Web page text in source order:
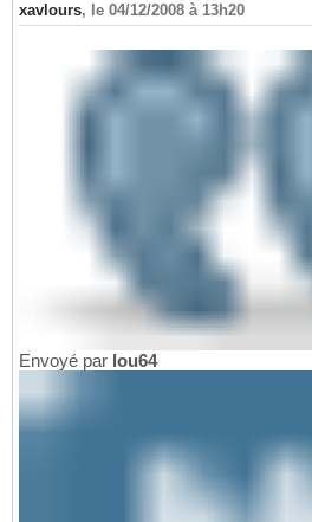
xavlours, le 04/12/2008 à 13h20
Envoyé par lou64